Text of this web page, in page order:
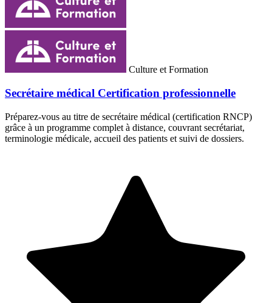
Culture et Formation
Secrétaire médical Certification professionnelle
Préparez-vous au titre de secrétaire médical (certification RNCP)
grâce à un programme complet à distance, couvrant secrétariat,
terminologie médicale, accueil des patients et suivi de dossiers.